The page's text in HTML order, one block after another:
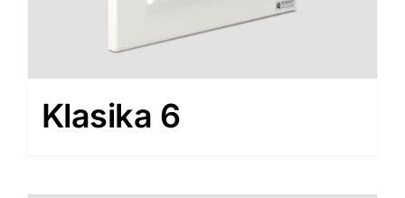
Klasika 6